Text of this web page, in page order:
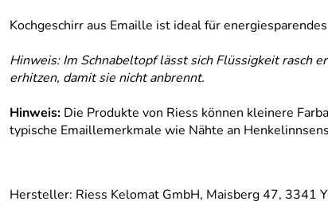
Kochgeschirr aus Emaille ist ideal für
Hinweis: Im Schnabeltopf lässt sich Flüssigkeit rasch
erhitzen, damit sie nicht anbrennt.
Hinweis: Die Produkte von Riess können kleinere
typische Emaillemerkmale wie Nähte an
Hersteller: Riess Kelomat GmbH, Maisberg 47, 3341